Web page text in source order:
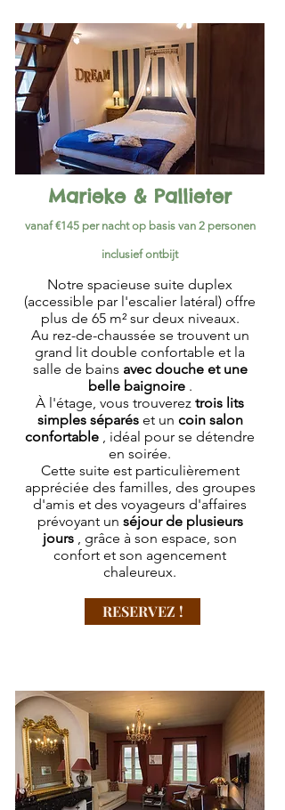
Marieke & Pallieter
vanaf €145 per nacht op basis van 2 personen
inclusief ontbijt
Notre spacieuse suite duplex
(accessible par l'escalier latéral) offre
plus de 65 m² sur deux niveaux.
Au rez-de-chaussée se trouvent un
grand lit double confortable et la
salle de bains avec douche et une
belle baignoire.
À l'étage, vous trouverez trois lits
simples séparéset un coin salon
confortable , idéal pour se détendre
en soirée.
Cette suite est particulièrement
appréciée des familles, des groupes
d'amis et des voyageurs d'affaires
prévoyant un séjour de plusieurs
jours , grâce à son espace, son
confort et son agencement
chaleureux.
RESERVEZ !